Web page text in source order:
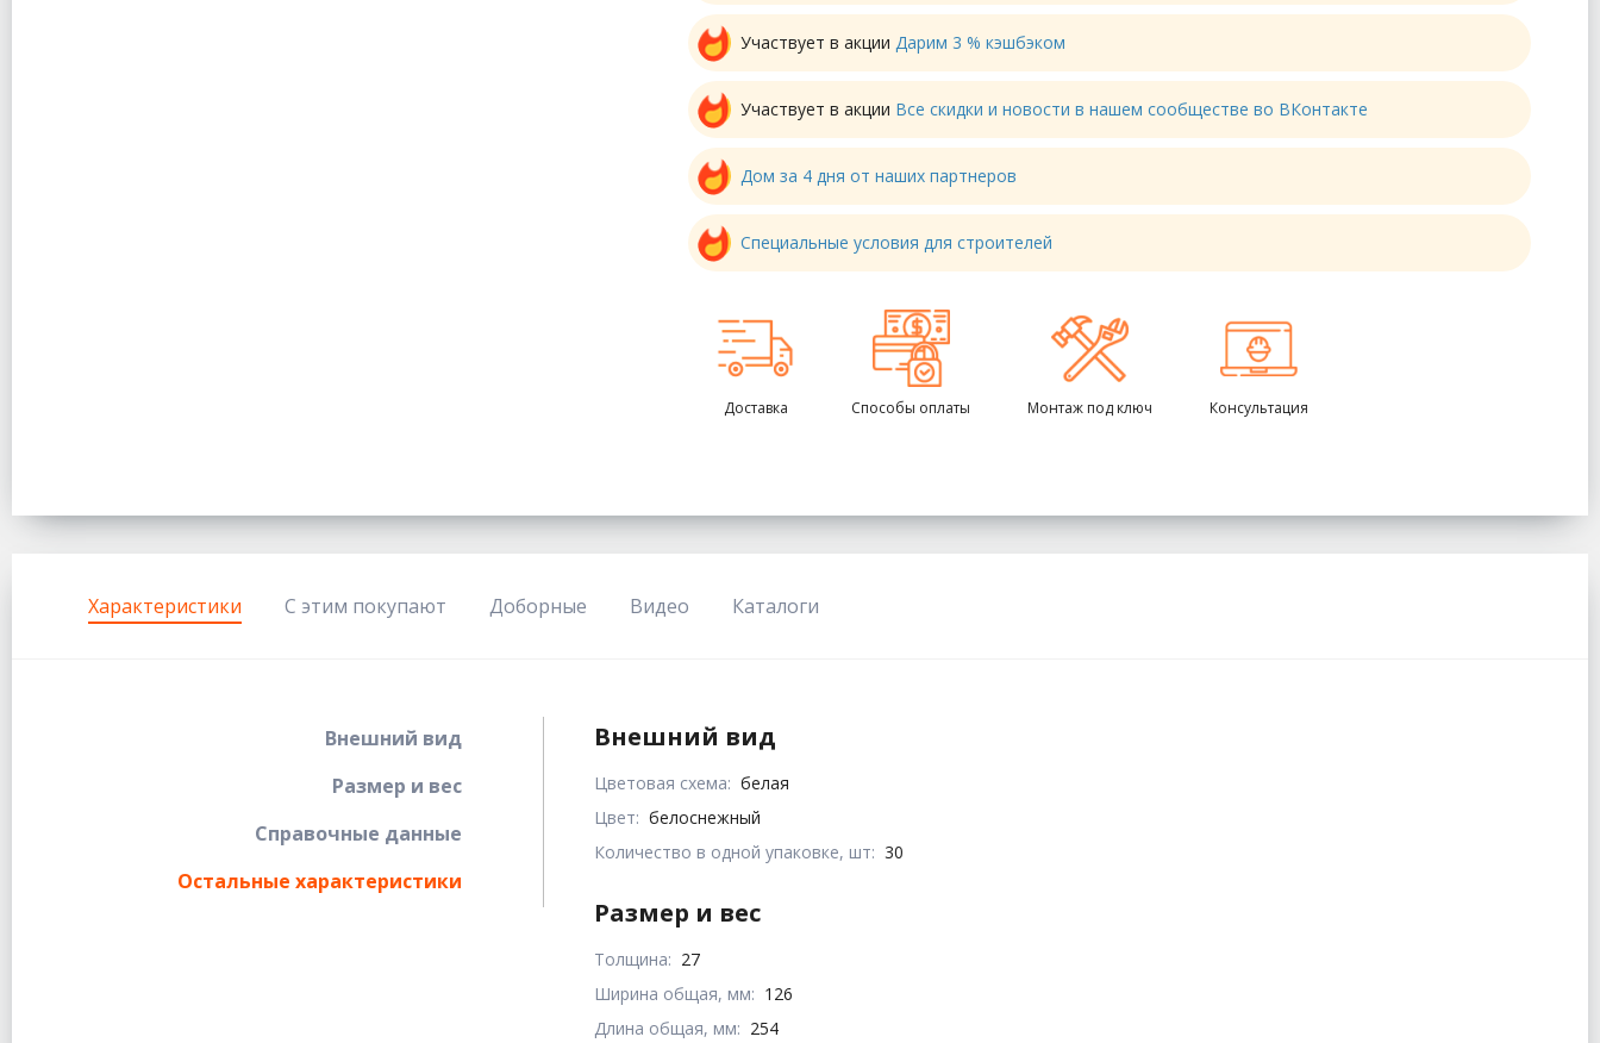
Участвует в акции Дарим 3 % кэшбэком
Участвует в акции Все скидки и новости в нашем сообществе во ВКонтакте
Дом за 4 дня от наших партнеров
Специальные условия для строителей
Доставка Способы оплаты Монтаж под ключ Консультация
Характеристики С этим покупают Доборные Видео Каталоги
Внешний вид
Размер и вес
Справочные данные
Остальные характеристики
Внешний вид
Цветовая схема: белая
Цвет: белоснежный
Количество в одной упаковке, шт: 30
Размер и вес
Толщина: 27
Ширина общая, мм: 126
Длина общая, мм: 254